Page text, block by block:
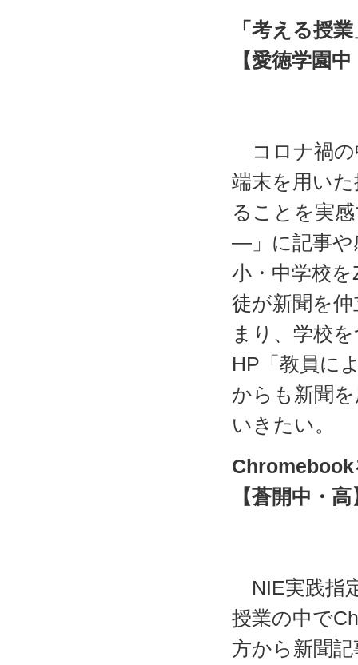
「考える授
【愛徳学園
コロナ禍の
端末を用い
ることを実
―」に記事や
小・中学校
徒が新聞を
まり、学校
HP「教員に
からも新聞
いきたい。
Chromebook
【蒼開中・高
NIE実践指
授業の中で
方から新聞